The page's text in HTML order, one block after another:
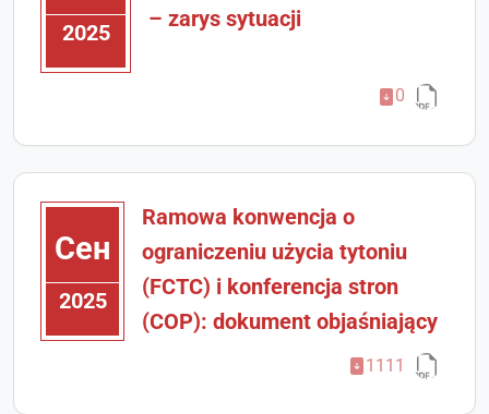
2025
– zarys sytuacji
0
Сен
2025
Ramowa konwencja o
ograniczeniu użycia tytoniu
(FCTC) i konferencja stron
(COP): dokument objaśniający
1111